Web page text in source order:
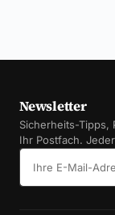
Newsletter
Sicherheits-
Ihr Postfach.